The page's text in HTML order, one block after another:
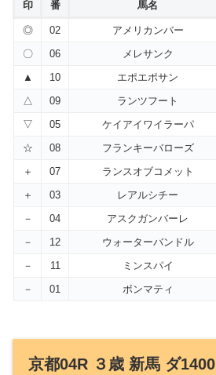
印 番 馬名
◎ 02 アメリカンバー
〇
06 メレサンク
▲
10 エポエポサン
△
09 ランツフート
▽
05 ケイアイワイラーパ
☆
08 フランキーバローズ
＋
07 ランスオブコメット
＋
03 レアルシチー
－
04 アスクガンバーレ
－
12 ウォーターバンドル
－
11 ミンスパイ
－
01 ボンマティ
京都04R ３歳 新馬 ダ1400